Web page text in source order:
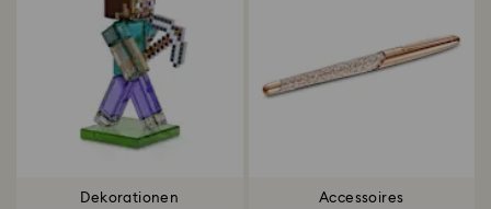
Dekorationen Accessoires